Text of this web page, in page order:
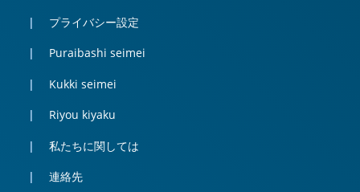
プライバシー設定
Puraibashi seimei
Kukki seimei
Riyou kiyaku
私たちに関しては
連絡先